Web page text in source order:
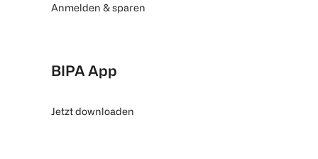
Anmelden & sparen
BIPA App
Jetzt downloaden